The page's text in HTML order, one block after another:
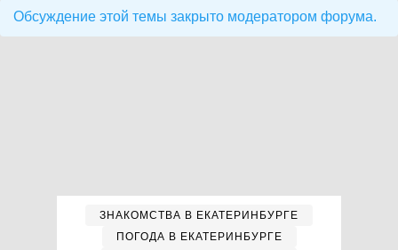
Обсуждение этой темы закрыто модератором форума.
ЗНАКОМСТВА В ЕКАТЕРИНБУРГЕ
ПОГОДА В ЕКАТЕРИНБУРГЕ